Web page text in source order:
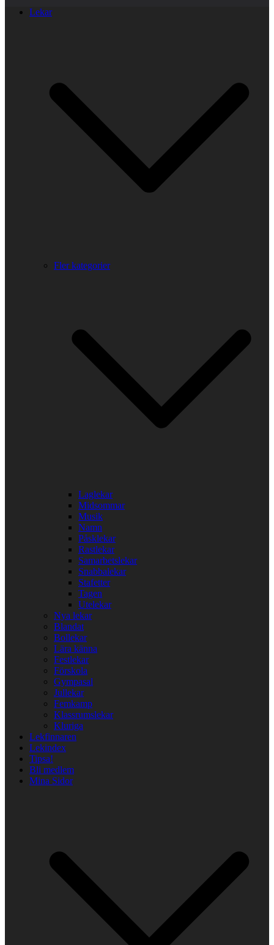
Lekar
Fler kategorier
Laglekar
Midsommar
Musik
Namn
Påsklekar
Rastlekar
Samarbetslekar
Snabbalekar
Stafetter
Tagen
Utelekar
Nya lekar
Blandat
Bollekar
Lära känna
Festlekar
Förskola
Gympasal
Jullekar
Femkamp
Klassrumslekar
Kluriga
Lekfinnaren
Lekindex
Tipsa!
Bli medlem
Mina Sidor